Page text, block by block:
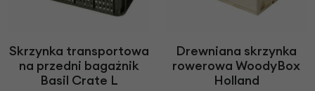
Skrzynka transportowa
na przedni bagażnik
Basil Crate L
Drewniana skrzynka
rowerowa WoodyBox
Holland